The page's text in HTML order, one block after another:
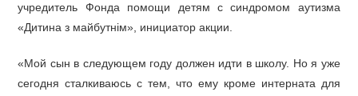
учредитель Фонда помощи детям с синдромом аутизма
«Дитина з майбутнім», инициатор акции.
«Мой сын в следующем году должен идти в школу. Но я уже
сегодня сталкиваюсь с тем, что ему кроме интерната для